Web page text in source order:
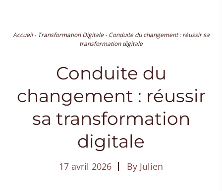
Accueil- Transformation Digitale-Conduite du changement : réussir sa
transformation digitale
Conduite du
changement : réussir
sa transformation
digitale
17 avril 2026 By Julien